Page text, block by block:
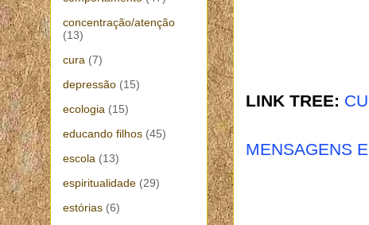
LINK TREE:
MENSAGENS
concentração/atenção
(13)
cura (7)
depressão (15)
ecologia (15)
educando filhos (45)
escola (13)
espiritualidade (29)
estórias (6)